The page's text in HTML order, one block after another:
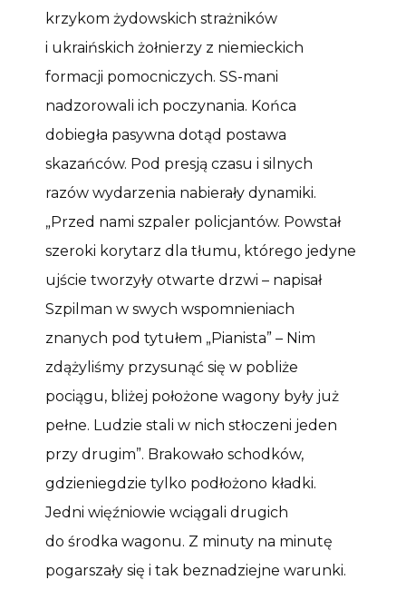
krzykom żydowskich strażników
i ukraińskich żołnierzy z niemieckich
formacji pomocniczych. SS-mani
nadzorowali ich poczynania. Końca
dobiegła pasywna dotąd postawa
skazańców. Pod presją czasu i silnych
razów wydarzenia nabierały dynamiki.
„Przed nami szpaler policjantów. Powstał
szeroki korytarz dla tłumu, którego jedyne
ujście tworzyły otwarte drzwi – napisał
Szpilman w swych wspomnieniach
znanych pod tytułem „Pianista” – Nim
zdążyliśmy przysunąć się w pobliże
pociągu, bliżej położone wagony były już
pełne. Ludzie stali w nich stłoczeni jeden
przy drugim”. Brakowało schodków,
gdzieniegdzie tylko podłożono kładki.
Jedni więźniowie wciągali drugich
do środka wagonu. Z minuty na minutę
pogarszały się i tak beznadziejne warunki.